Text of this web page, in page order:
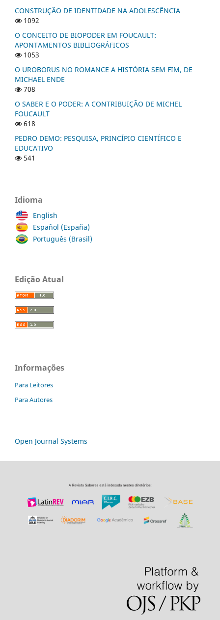
CONSTRUÇÃO DE IDENTIDADE NA ADOLESCÊNCIA
1092
O CONCEITO DE BIOPODER EM FOUCAULT:
APONTAMENTOS BIBLIOGRÁFICOS
1053
O UROBORUS NO ROMANCE A HISTÓRIA SEM FIM, DE
MICHAEL ENDE
708
O SABER E O PODER: A CONTRIBUIÇÃO DE MICHEL
FOUCAULT
618
PEDRO DEMO: PESQUISA, PRINCÍPIO CIENTÍFICO E
EDUCATIVO
541
Idioma
English
Español (España)
Português (Brasil)
Edição Atual
Informações
Para Leitores
Para Autores
Open Journal Systems